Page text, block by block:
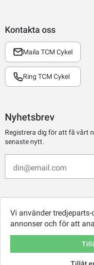
Kontakta oss
Maila TCM Cykel
Ring TCM Cykel
Nyhetsbrev
Registrera dig för att få vårt
senaste nytt.
Vi använder
annonser och för att
Tillåt